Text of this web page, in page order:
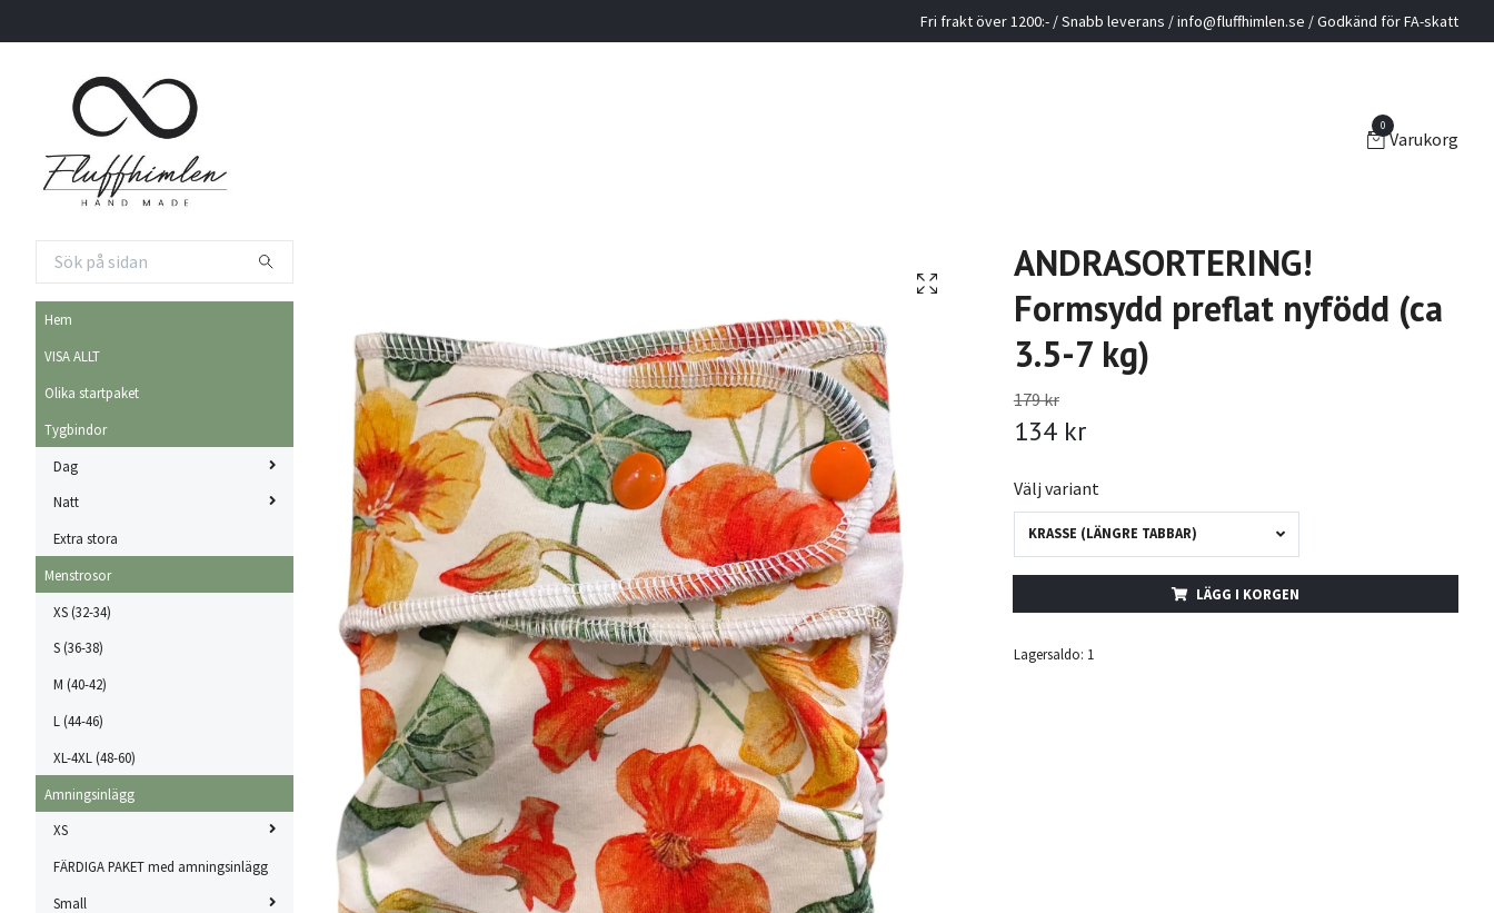
Fri frakt över 1200:- / Snabb leverans /info@fluffhimlen.se / Godkänd för FA-skatt
0
Varukorg
Hem
VISA ALLT
Olika startpaket
Tygbindor
Dag
Natt
Extra stora
Menstrosor
XS (32-34)
S (36-38)
M (40-42)
L (44-46)
XL-4XL (48-60)
Amningsinlägg
XS
FÄRDIGA PAKET med amningsinlägg
Small
ANDRASORTERING!
Formsydd preflat nyfödd (ca
3.5-7 kg)
179 kr
134 kr
Välj variant
KRASSE (LÄNGRE TABBAR)
LÄGG I KORGEN
Lagersaldo: 1